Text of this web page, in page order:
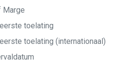
Marge
toelating
toelating (internationaal)